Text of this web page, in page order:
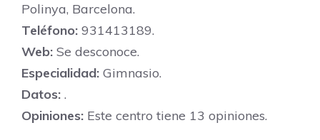
Polinya, Barcelona.
Teléfono: 931413189.
Web: Se desconoce.
Especialidad: Gimnasio.
Datos: .
Opiniones: Este centro tiene 13 opiniones.